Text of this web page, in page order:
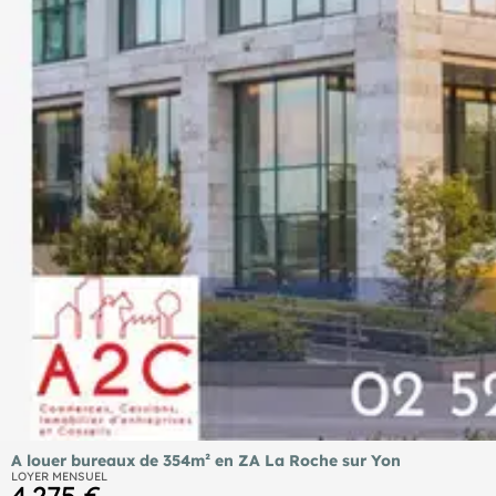
A louer bureaux de 354m² en ZA La Roche sur Yon
LOYER MENSUEL